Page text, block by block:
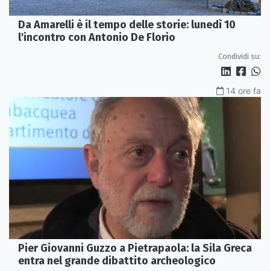
Da Amarelli è il tempo delle storie: lunedì 10
l'incontro con Antonio De Florio
Condividi su:
14 ore fa
Pier Giovanni Guzzo a Pietrapaola: la Sila Greca
entra nel grande dibattito archeologico